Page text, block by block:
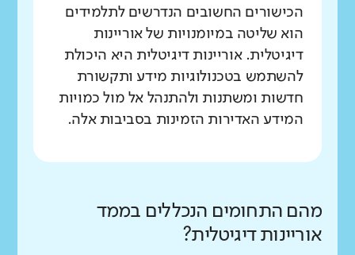
הכישורים החשובים הנדרשים לתלמידים
הוא שליטה במיומנויות של אוריינות
דיגיטלית. אוריינות דיגיטלית היא היכולת
להשתמש בטכנולוגיות מידע ותקשורת
חדשות ומשתנות ולהתנהל אל מול כמויות
המידע האדירות הזמינות בסביבות אלה.
מהם התחומים הנכללים בממד
אוריינות דיגיטלית?